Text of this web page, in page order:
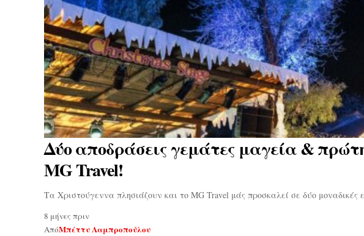
Δύο αποδράσεις γεμάτες μαγεία &
MG Travel!
Τα Χριστούγεννα πλησιάζουν και το MG Travel μάς προσκαλεί σε δύο μοναδικές
8 μήνες πριν
ΑπόΜπέττυ Λαμπροπούλου